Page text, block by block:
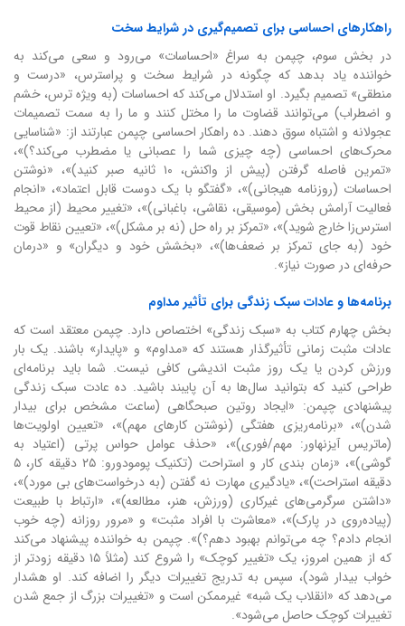
راهکارهای احساسی برای تصمیم‌گیری در شرایط سخت
در بخش سوم، چپمن به سراغ «احساسات» می‌رود و سعی می‌کند به
خواننده یاد بدهد که چگونه در شرایط سخت و پراسترس، «درست و
منطقی» تصمیم بگیرد. او استدلال می‌کند که احساسات (به ویژه ترس، خشم
و اضطراب) می‌توانند قضاوت ما را مختل کنند و ما را به سمت تصمیمات
عجولانه و اشتباه سوق دهند. ده راهکار احساسی چپمن عبارتند از: «شناسایی
محرک‌های احساسی (چه چیزی شما را عصبانی یا مضطرب می‌کند؟)»،
«تمرین فاصله گرفتن (پیش از واکنش، ۱۰ ثانیه صبر کنید)»، «نوشتن
احساسات (روزنامه هیجانی)»، «گفتگو با یک دوست قابل اعتماد»، «انجام
فعالیت آرامش بخش (موسیقی، نقاشی، باغبانی)»، «تغییر محیط (از محیط
استرس‌زا خارج شوید)»، «تمرکز بر راه حل (نه بر مشکل)»، «تعیین نقاط قوت
خود (به جای تمرکز بر ضعف‌ها)»، «بخشش خود و دیگران» و «درمان
حرفه‌ای در صورت نیاز».
برنامه‌ها و عادات سبک زندگی برای تأثیر مداوم
بخش چهارم کتاب به «سبک زندگی» اختصاص دارد. چپمن معتقد است که
عادات مثبت زمانی تأثیرگذار هستند که «مداوم» و «پایدار» باشند. یک بار
ورزش کردن یا یک روز مثبت اندیشی کافی نیست. شما باید برنامه‌ای
طراحی کنید که بتوانید سال‌ها به آن پایبند باشید. ده عادت سبک زندگی
پیشنهادی چپمن: «ایجاد روتین صبحگاهی (ساعت مشخص برای بیدار
شدن)»، «برنامه‌ریزی هفتگی (نوشتن کارهای مهم)»، «تعیین اولویت‌ها
(ماتریس آیزنهاور: مهم/فوری)»، «حذف عوامل حواس پرتی (اعتیاد به
گوشی)»، «زمان بندی کار و استراحت (تکنیک پومودورو: ۲۵ دقیقه کار، ۵
دقیقه استراحت)»، «یادگیری مهارت نه گفتن (به درخواست‌های بی مورد)»،
«داشتن سرگرمی‌های غیرکاری (ورزش، هنر، مطالعه)»، «ارتباط با طبیعت
(پیاده‌روی در پارک)»، «معاشرت با افراد مثبت» و «مرور روزانه (چه خوب
انجام دادم؟ چه می‌توانم بهبود دهم؟)». چپمن به خواننده پیشنهاد می‌کند
که از همین امروز، یک «تغییر کوچک» را شروع کند (مثلاً ۱۵ دقیقه زودتر از
خواب بیدار شود)، سپس به تدریج تغییرات دیگر را اضافه کند. او هشدار
می‌دهد که «انقلاب یک شبه» غیرممکن است و «تغییرات بزرگ از جمع شدن
تغییرات کوچک حاصل می‌شود».